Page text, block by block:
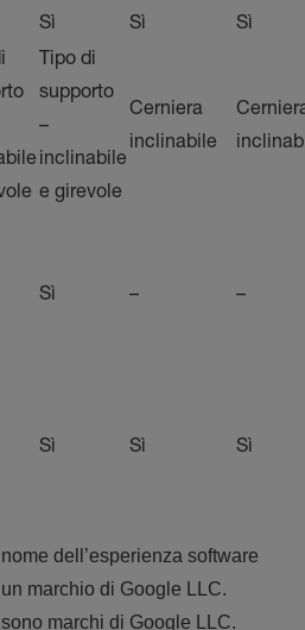
Sì Sì Sì
Tipo di
supporto
–
inclinabile
e girevole
Cerniera
inclinabile
Sì – –
Sì Sì Sì
dell’esperienza software
marchio di Google LLC.
marchi di Google LLC.